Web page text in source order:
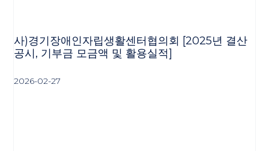
사)경기장애인자립생활센터협의회 [2025년 결산
공시, 기부금 모금액 및 활용실적]
2026-02-27